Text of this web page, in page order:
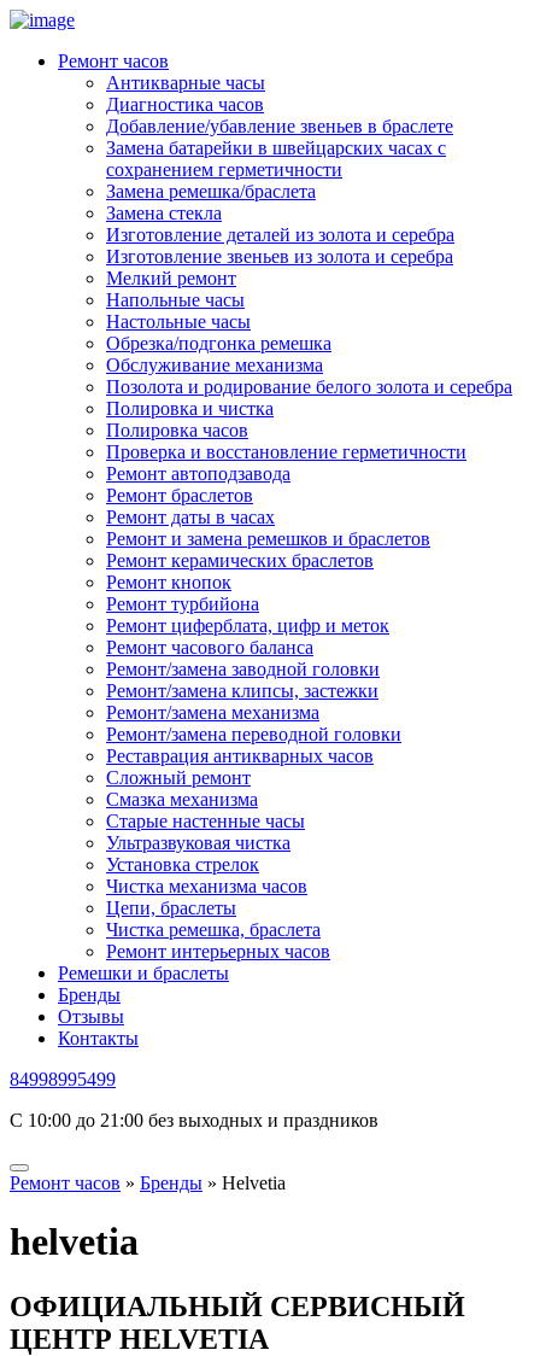
Ремонт часов
Антикварные часы
Диагностика часов
Добавление/убавление звеньев в браслете
Замена батарейки в швейцарских часах с
сохранением герметичности
Замена ремешка/браслета
Замена стекла
Изготовление деталей из золота и серебра
Изготовление звеньев из золота и серебра
Мелкий ремонт
Напольные часы
Настольные часы
Обрезка/подгонка ремешка
Обслуживание механизма
Позолота и родирование белого золота и серебра
Полировка и чистка
Полировка часов
Проверка и восстановление герметичности
Ремонт автоподзавода
Ремонт браслетов
Ремонт даты в часах
Ремонт и замена ремешков и браслетов
Ремонт керамических браслетов
Ремонт кнопок
Ремонт турбийона
Ремонт циферблата, цифр и меток
Ремонт часового баланса
Ремонт/замена заводной головки
Ремонт/замена клипсы, застежки
Ремонт/замена механизма
Ремонт/замена переводной головки
Реставрация антикварных часов
Сложный ремонт
Смазка механизма
Старые настенные часы
Ультразвуковая чистка
Установка стрелок
Чистка механизма часов
Цепи, браслеты
Чистка ремешка, браслета
Ремонт интерьерных часов
Ремешки и браслеты
Бренды
Отзывы
Контакты
84998995499
С 10:00 до 21:00 без выходных и праздников
Ремонт часов » Бренды » Helvetia
helvetia
ОФИЦИАЛЬНЫЙ СЕРВИСНЫЙ
ЦЕНТР HELVETIA